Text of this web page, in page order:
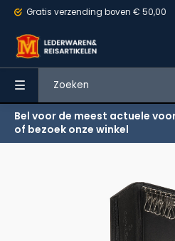
Gratis verzending boven € 50,00
Bel voor de meest actuele
of bezoek onze winkel
Terug